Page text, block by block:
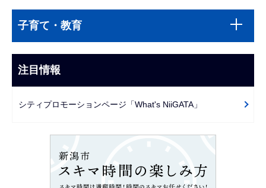
文
こ
ま
で
ビ
ー
子育て・教育
注目情報
シティプロモーションページ「What's NiiGATA」